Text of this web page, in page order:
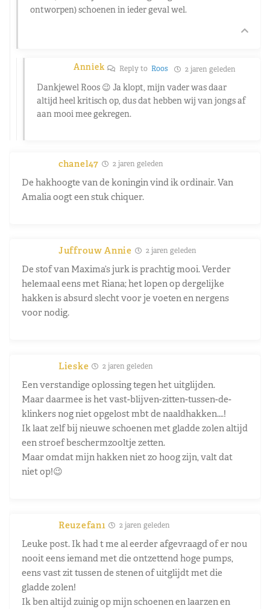
ontworpen) schoenen in ieder geval wel.
Anniek Reply toRoos 2 jaren geleden
Dankjewel Roos 😉 Ja klopt, mijn vader was daar
altijd heel kritisch op, dus dat hebben wij van jongs af
aan mooi mee gekregen.
chanel47 2 jaren geleden
De hakhoogte van de koningin vind ik ordinair. Van
Amalia oogt een stuk chiquer.
Juffrouw Annie 2 jaren geleden
De stof van Maxima’s jurk is prachtig mooi. Verder
helemaal eens met Riana; het lopen op dergelijke
hakken is absurd slecht voor je voeten en nergens
voor nodig.
Lieske 2 jaren geleden
Een verstandige oplossing tegen het uitglijden.
Maar daarmee is het vast-blijven-zitten-tussen-de-
klinkers nog niet opgelost mbt de naaldhakken….!
Ik laat zelf bij nieuwe schoenen met gladde zolen altijd
een stroef beschermzooltje zetten.
Maar omdat mijn hakken niet zo hoog zijn, valt dat
niet op!😉
Reuzefan1 2 jaren geleden
Leuke post. Ik had t me al eerder afgevraagd of er nou
nooit eens iemand met die ontzettend hoge pumps,
eens vast zit tussen de stenen of uitglijdt met die
gladde zolen!
Ik ben altijd zuinig op mijn schoenen en laarzen en